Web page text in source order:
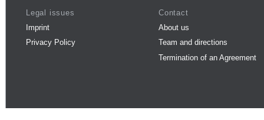
Legal issues
Imprint
Privacy Policy
Contact
About us
Team and directions
Termination of an Agreement